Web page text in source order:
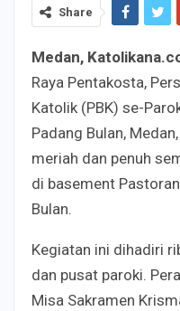
Share
Medan,
Raya Pentakosta,
Katolik (PBK) se-
Padang Bulan,
meriah dan penuh
di basement
Bulan.
Kegiatan ini dihadiri
dan pusat paroki.
Misa Sakramen